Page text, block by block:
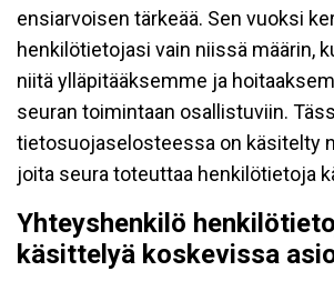
ensiarvoisen tärkeää. Sen vuoksi
henkilötietojasi vain niissä määrin,
niitä ylläpitääksemme ja
seuran toimintaan osallistuviin.
tietosuojaselosteessa on käsitelty
joita seura toteuttaa henkilötietoja
Yhteyshenkilö
käsittelyä koskevissa